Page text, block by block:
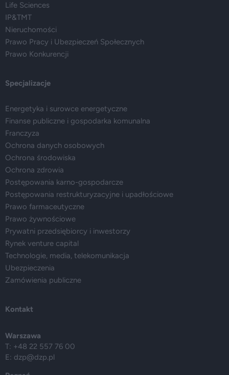
Life Sciences
IP&TMT
Nieruchomości
Prawo Pracy i Ubezpieczeń Społecznych
Prawo Konkurencji
Specjalizacje
Energetyka i surowce energetyczne
Finanse publiczne i gospodarka komunalna
Franczyza
Ochrona danych osobowych
Ochrona środowiska
Ochrona zdrowia
Postępowania karno-gospodarcze
Postępowania restrukturyzacyjne i upadłościowe
Prawo farmaceutyczne
Prawo żywnościowe
Prywatni przedsiębiorcy i inwestorzy
Rynek venture capital
Technologie, media, telekomunikacja
Ubezpieczenia
Zamówienia publiczne
Kontakt
Warszawa
T: +48 22 557 76 00
E: dzp@dzp.pl